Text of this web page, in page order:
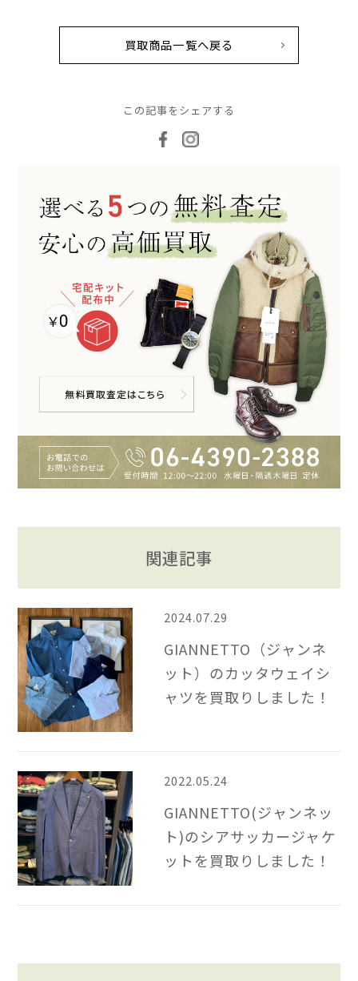
買取商品一覧へ戻る
この記事をシェアする
関連記事
2024.07.29
GIANNETTO（ジャンネ
ット）のカッタウェイシ
ャツを買取りしました！
2022.05.24
GIANNETTO(ジャンネッ
ト)のシアサッカージャケ
ットを買取りしました！